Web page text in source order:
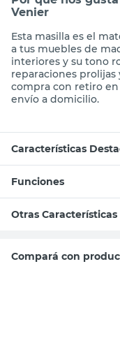
Por qué nos gusta
Esta masilla es el
a tus muebles de
interiores y su tono
reparaciones prolijas
compra con retiro
Características
Funciones